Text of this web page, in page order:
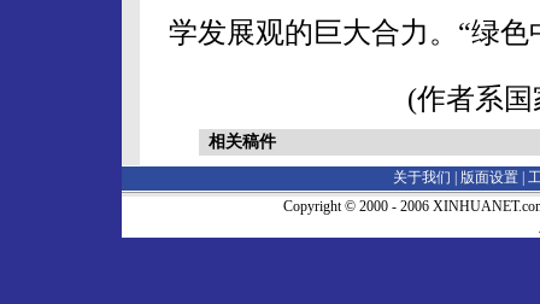
学发展观的巨大合力。“绿色
(作者系
相关稿件
关于我们 | 版面设置
Copyright © 2000 - 2006